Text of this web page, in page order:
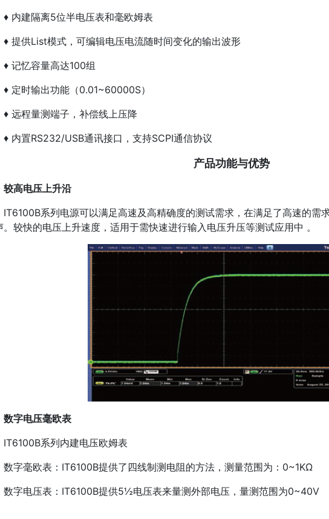
♦ 内建隔离5位半电压表和毫欧姆表
♦ 提供List模式，可编辑电压电流随时间变化的输出波形
♦ 记忆容量高达100组
♦ 定时输出功能（0.01~60000S）
♦ 远程量测端子，补偿线上压降
♦ 内置RS232/USB通讯接口，支持SCPI通信协议
产品功能与优势
较高电压上升沿
IT6100B系列电源可以满足高速及高精确度的测试需求，在满足了高速的需
。较快的电压上升速度，适用于需快速进行输入电压升压等测试应用中 。
数字电压毫欧表
IT6100B系列内建电压欧姆表
数字毫欧表： IT6100B提供了四线制测电阻的方法， 测量范围为：0~1KΩ
数字电压表：IT6100B提供5½电压表来量测外部电压，量测范围为0~40V